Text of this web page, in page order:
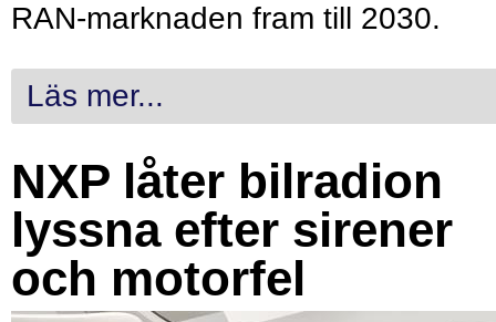
RAN-marknaden fram till 2030.
Läs mer...
NXP låter bilradion
lyssna efter sirener
och motorfel